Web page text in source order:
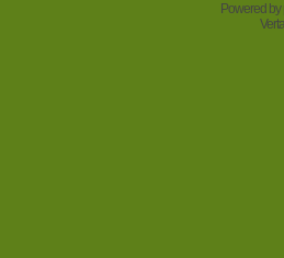
Powered by